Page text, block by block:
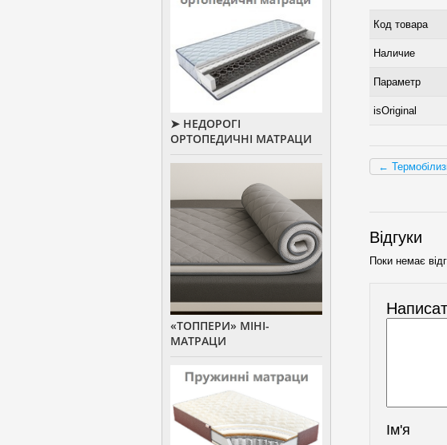
Код товара
Наличие
Параметр
isOriginal
←
Відгуки
Поки немає
Ім'я
➤ НЕДОРОГІ
ОРТОПЕДИЧНІ МАТРАЦИ
«ТОППЕРИ» МІНІ-
МАТРАЦИ